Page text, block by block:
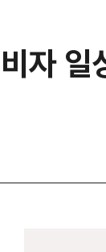
자 일